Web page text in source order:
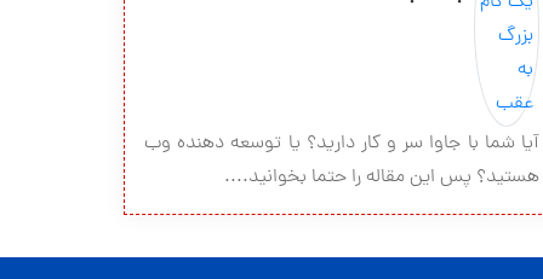
آیا شما با جاوا سر و کار دارید؟ یا توسعه دهنده وب
هستید؟ پس این مقاله را حتما بخوانید....